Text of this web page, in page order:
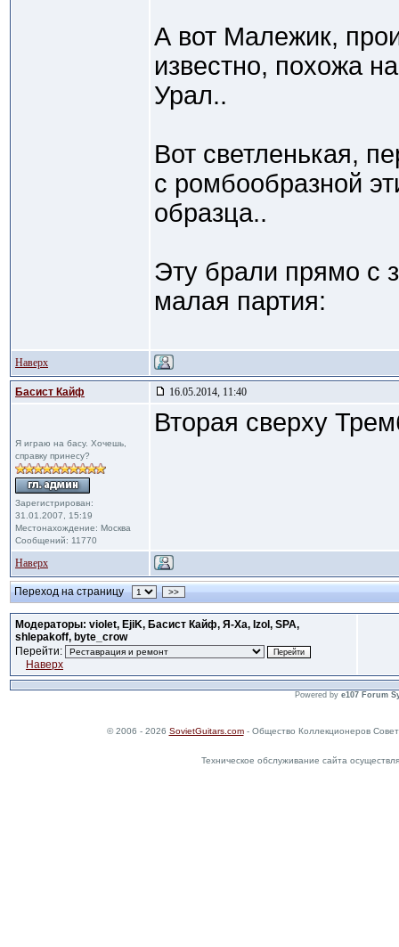
А вот Малежик,
известно, похожа
Урал..
Вот светленькая,
с ромбообразной
образца..
Эту брали прямо с
малая партия:
Наверх
Басист Кайф 16.05.2014, 11:40
Я играю на басу. Хочешь,
справку принесу?
Зарегистрирован:
31.01.2007, 15:19
Местонахождение: Москва
Сообщений: 11770
Вторая сверху
Наверх
Переход на страницу >>
Модераторы: violet, EjiK, Басист Кайф, Я-Ха, Izol, SPA,
shlepakoff, byte_crow
Перейти:
Наверх
Powered by e107 Forum
© 2006 - 2026 SovietGuitars.com- Общество Коллекционеров
Техническое обслуживание сайта